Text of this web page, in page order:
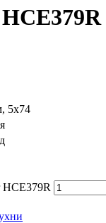
, 5х74
HCE379R